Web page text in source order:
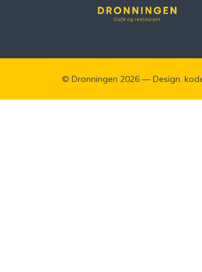
© Dronningen 2026 — Design.